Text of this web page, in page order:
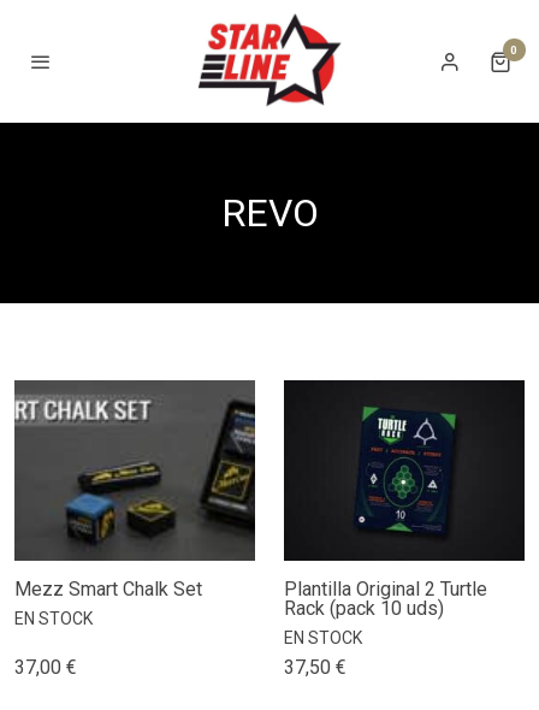
0
REVO
Mezz Smart Chalk Set
EN STOCK
37,00 €
Plantilla Original 2 Turtle
Rack (pack 10 uds)
EN STOCK
37,50 €